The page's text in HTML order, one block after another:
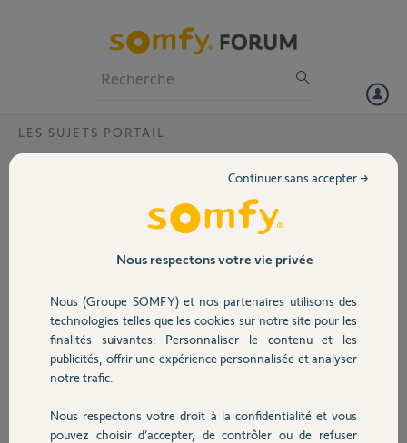
Volet
Sécurité
Domotique
Chauffage
LES SUJETS PORTAIL
Impossible de programmer la
télécommande Keytis2 sur freevia 600
Bonjour, pouvez vous me dire comment faire pour mettre le
deuxième bouton en mode piéton
Le premier fonctionne en mode ouverture totale
changé la pile de la télécommande et celle ci n’est plus associer merci
pour votre aide
Merci,
Participer au fil de discussion
Nous respectons votre vie privée
Nous (Groupe SOMFY) et nos partenaires utilisons des
technologies telles que les cookies sur notre site pour les
finalités suivantes: Personnaliser le contenu et les
publicités, offrir une expérience personnalisée et analyser
notre trafic.
Nous respectons votre droit à la confidentialité et vous
pouvez choisir d’accepter, de contrôler ou de refuser
Continuer sans accepter →